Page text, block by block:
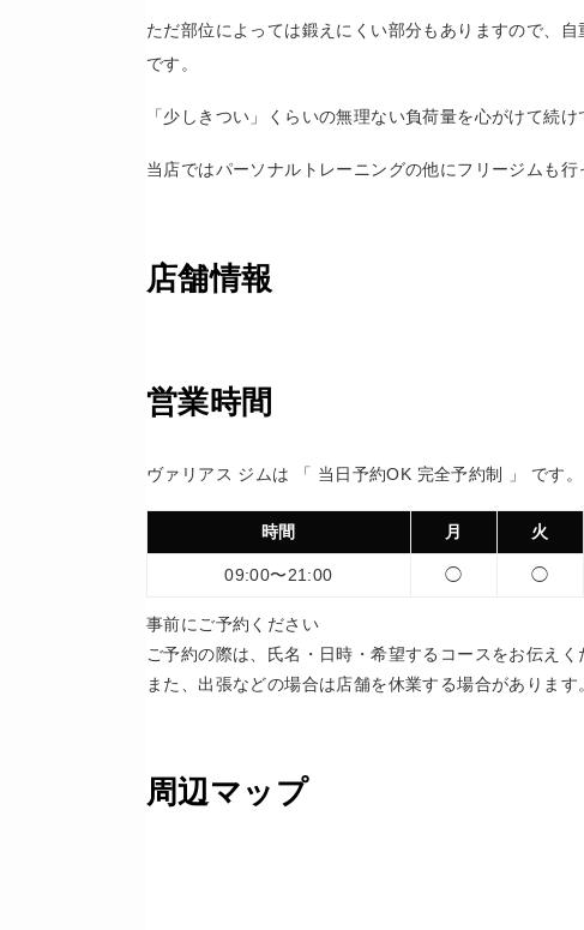
ただ部位によっては鍛えにくい部分もありますので、
です。
「少しきつい」くらいの無理ない負荷量を心がけて続け
当店ではパーソナルトレーニングの他にフリージムも
店舗情報
営業時間
ヴァリアス ジムは 「 当日予約OK 完全予約制 」 です。
時間 月 火
09:00〜21:00 ◯ ◯
事前にご予約ください
ご予約の際は、氏名・日時・希望するコースをお伝えく
また、出張などの場合は店舗を休業する場合があります
周辺マップ